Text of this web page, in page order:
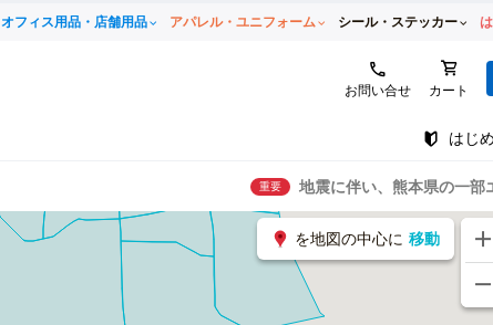
オフィス用品・店舗用品 アパレル・ユニフォーム シール・ステッカー
お問い合せ カート
はじ
重要 地震に伴い、熊本県の一部
を地図の中心に 移動